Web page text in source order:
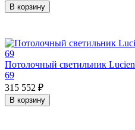
В корзину
Потолочный светильник
69
315 552 ₽
В корзину